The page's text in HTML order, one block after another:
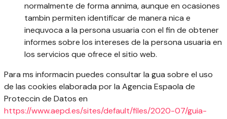
normalmente de forma annima, aunque en ocasiones
tambin permiten identificar de manera nica e
inequvoca a la persona usuaria con el fin de obtener
informes sobre los intereses de la persona usuaria en
los servicios que ofrece el sitio web.
Para ms informacin puedes consultar la gua sobre el uso
de las cookies elaborada por la Agencia Espaola de
Proteccin de Datos en
https://www.aepd.es/sites/default/files/2020-07/guia-